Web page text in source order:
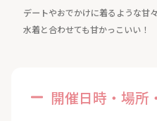
デートやおでかけに着るような甘
水着と合わせても甘かっこいい！
開催日時・場所